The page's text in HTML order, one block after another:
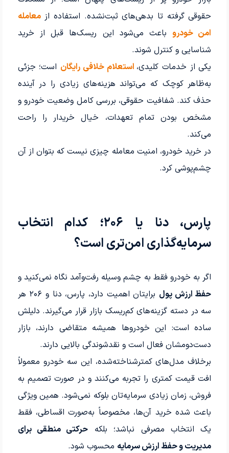
حقوقی گرفته تا بدهی‌های ثبت‌نشده. استفاده ازمعامله
امن خودروباعث می‌شود این ریسک‌ها قبل از خرید
شناسایی و کنترل شوند.
یکی از خدمات کلیدی، استعلام خلافی رایگان است؛ جزئی
به‌ظاهر کوچک که می‌تواند هزینه‌های زیادی را در آینده
حذف کند. شفافیت حقوقی، بررسی کامل وضعیت خودرو و
مشخص بودن تمام تعهدات، خیال خریدار را راحت
می‌کند.
در خرید خودرو، امنیت معامله چیزی نیست که بتوان از آن
چشم‌پوشی کرد.
پارس، دنا یا ۲۰۶؛ کدام انتخاب
سرمایه‌گذاری امن‌تری است؟
اگر به خودرو فقط به چشم وسیله رفت‌وآمد نگاه نمی‌کنید و
حفظ ارزش پول
برایتان اهمیت دارد، پارس، دنا و ۲۰۶ هر
سه در دسته گزینه‌های کم‌ریسک بازار قرار می‌گیرند. دلیلش
ساده است: این خودروها همیشه متقاضی دارند، بازار
دست‌دومشان فعال است و نقدشوندگی بالایی دارند.
برخلاف مدل‌های کمترشناخته‌شده، این سه خودرو معمولاً
افت قیمت کمتری را تجربه می‌کنند و در صورت تصمیم به
فروش، زمان زیادی سرمایه‌تان بلوکه نمی‌شود. همین ویژگی
باعث شده خرید آن‌ها، مخصوصاً به‌صورت اقساطی، فقط
یک انتخاب مصرفی نباشد؛ بلکه حرکتی منطقی برای
مدیریت و حفظ ارزش سرمایه محسوب شود.